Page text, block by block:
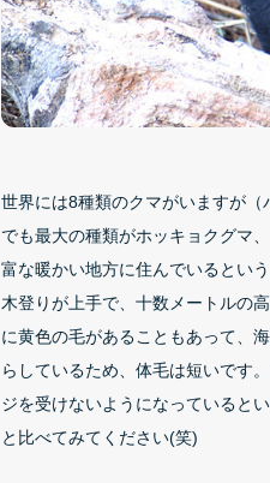
世界には8種類のクマがいますが
でも最大の種類がホッキョクグマ
富な暖かい地方に住んでいるとい
木登りが上手で、十数メートルの
に黄色の毛があることもあって、
らしているため、体毛は短いです
ジを受けないようになっていると
と比べてみてください(笑)